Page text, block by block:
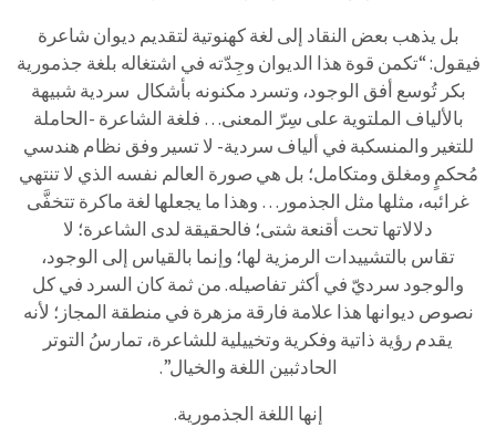
بل يذهب بعض النقاد إلى لغة كهنوتية لتقديم ديوان شاعرة
فيقول: “تكمن قوة هذا الديوان وجِدّته في اشتغاله بلغة جذمورية
بكر تُوسع أفق الوجود، وتسرد مكنونه بأشكال سردية شبيهة
بالألياف الملتوية على سِرّ المعنى… فلغة الشاعرة -الحاملة
للتغير والمنسكبة في ألياف سردية- لا تسير وفق نظام هندسي
مُحكمٍ ومغلق ومتكامل؛ بل هي صورة العالم نفسه الذي لا تنتهي
غرائبه، مثلها مثل الجذمور… وهذا ما يجعلها لغة ماكرة تتخفَّى
دلالاتها تحت أقنعة شتى؛ فالحقيقة لدى الشاعرة؛ لا
تقاس بالتشييدات الرمزية لها؛ وإنما بالقياس إلى الوجود،
والوجود سرديّ في أكثر تفاصيله. من ثمة كان السرد في كل
نصوص ديوانها هذا علامة فارقة مزهرة في منطقة المجاز؛ لأنه
يقدم رؤية ذاتية وفكرية وتخييلية للشاعرة، تمارسُ التوتر
الحادثبين اللغة والخيال”.
إنها اللغة الجذمورية.